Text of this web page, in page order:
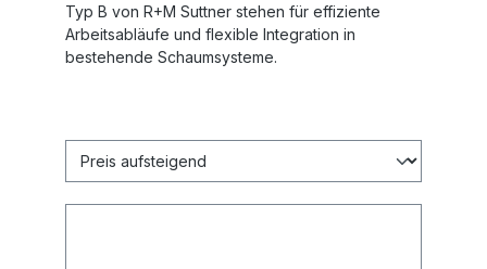
Typ B von R+M Suttner stehen für effiziente
Arbeitsabläufe und flexible Integration in
bestehende Schaumsysteme.